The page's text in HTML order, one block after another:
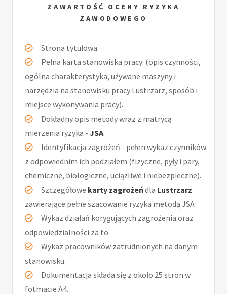
ZAWARTOŚĆ OCENY RYZYKA
ZAWODOWEGO
Strona tytułowa.
Pełna karta stanowiska pracy: (opis czynności,
ogólna charakterystyka, używane maszyny i
narzędzia na stanowisku pracy Lustrzarz, sposób i
miejsce wykonywania pracy).
Dokładny opis metody wraz z matrycą
mierzenia ryzyka - JSA.
Identyfikacja zagrożeń - pełen wykaz czynników
z odpowiednim ich podziałem (fizyczne, pyły i pary,
chemiczne, biologiczne, uciążliwe i niebezpieczne).
Szczegółowe karty zagrożeńdla Lustrzarz
zawierające pełne szacowanie ryzyka metodą JSA
Wykaz działań korygujących zagrożenia oraz
odpowiedzialności za to.
Wykaz pracowników zatrudnionych na danym
stanowisku.
Dokumentacja składa się z około 25 stron w
fotmacie A4.